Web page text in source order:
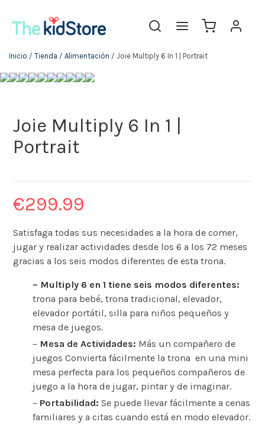
Inicio / Tienda / Alimentación / Joie Multiply 6 In 1 | Portrait
Joie Multiply 6 In 1 |
Portrait
€299.99
Satisfaga todas sus necesidades a la hora de comer,
jugar y realizar actividades desde los 6 a los 72 meses
gracias a los seis modos diferentes de esta trona.
– Multiply 6 en 1 tiene seis modos diferentes:
trona para bebé, trona tradicional, elevador,
elevador portátil, silla para niños pequeños y
mesa de juegos.
– Mesa de Actividades: Más un compañero de
juegos Convierta fácilmente la trona en una mini
mesa perfecta para los pequeños compañeros de
juego a la hora de jugar, pintar y de imaginar.
– Portabilidad: Se puede llevar fácilmente a cenas
familiares y a citas cuando está en modo elevador.